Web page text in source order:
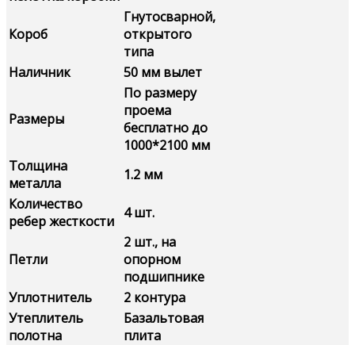
Короб
Гнутосварной,
открытого
типа
Наличник
50 мм вылет
Размеры
По размеру
проема
бесплатно до
1000*2100 мм
Толщина
металла
1.2 мм
Количество
ребер жесткости 4 шт.
Петли
2 шт., на
опорном
подшипнике
Уплотнитель
2 контура
Утеплитель
полотна
Базальтовая
плита